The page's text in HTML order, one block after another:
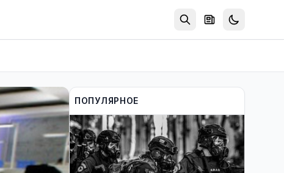
ПОПУЛЯРНОЕ